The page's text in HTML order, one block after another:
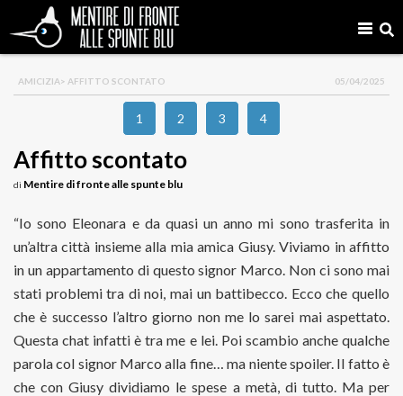
AMICIZIA> AFFITTO SCONTATO 05/04/2025
1 2 3 4
Affitto scontato
di Mentire di fronte alle spunte blu
“Io sono Eleonara e da quasi un anno mi sono trasferita in
un’altra città insieme alla mia amica Giusy. Viviamo in affitto
in un appartamento di questo signor Marco. Non ci sono mai
stati problemi tra di noi, mai un battibecco. Ecco che quello
che è successo l’altro giorno non me lo sarei mai aspettato.
Questa chat infatti è tra me e lei. Poi scambio anche qualche
parola col signor Marco alla fine… ma niente spoiler. Il fatto è
che con Giusy dividiamo le spese a metà, di tutto. Ma per